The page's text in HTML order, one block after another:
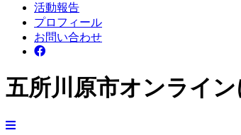
活動報告
プロフィール
お問い合わせ
五所川原市オンライ